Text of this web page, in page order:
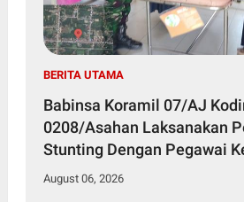
BERITA UTAMA
Babinsa Koramil 07/AJ
0208/Asahan Laksanakan
Stunting Dengan Pegawai
Puskesmas
August 06, 2026